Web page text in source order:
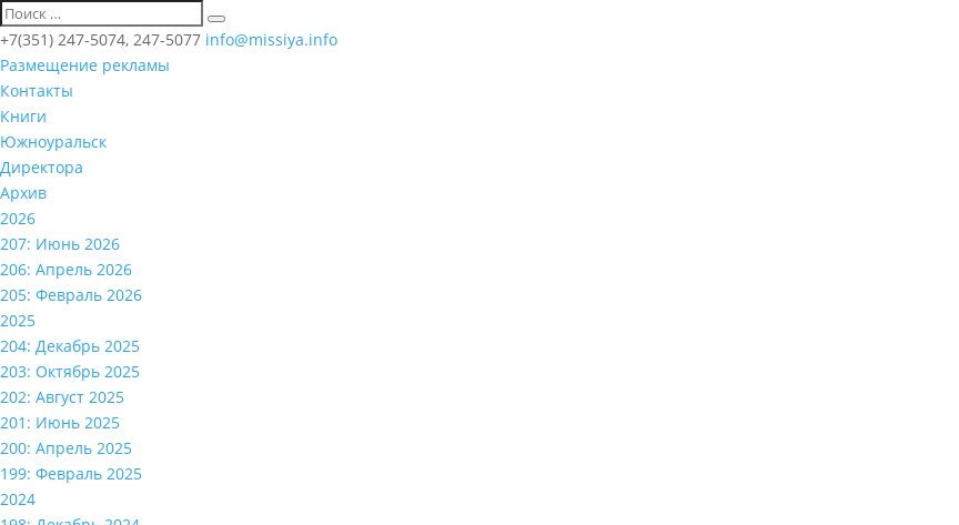
+7(351) 247-5074, 247-5077 info@missiya.info
Размещение рекламы
Контакты
Книги
Южноуральск
Директора
Архив
2026
207: Июнь 2026
206: Апрель 2026
205: Февраль 2026
2025
204: Декабрь 2025
203: Октябрь 2025
202: Август 2025
201: Июнь 2025
200: Апрель 2025
199: Февраль 2025
2024